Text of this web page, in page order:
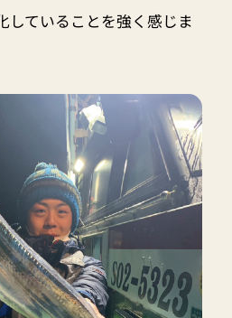
していることを強く感じま